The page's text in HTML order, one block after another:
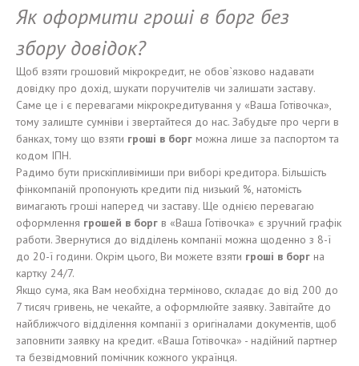
Як оформити гроші в борг без
збору довідок?
Щоб взяти грошовий мікрокредит, не обов`язково надавати
довідку про дохід, шукати поручителів чи залишати заставу.
Саме це і є перевагами мікрокредитування у «Ваша Готівочка»,
тому залиште сумніви і звертайтеся до нас. Забудьте про черги в
банках, тому що взяти гроші в борг можна лише за паспортом та
кодом ІПН.
Радимо бути прискіпливімиши при виборі кредитора. Більшість
фінкомпаній пропонують кредити під низький %, натомість
вимагають гроші наперед чи заставу. Ще однією перевагаю
оформлення грошей в борг в «Ваша Готівочка» є зручний графік
работи. Звернутися до відділень компанії можна щоденно з 8-ї
до 20-ї години. Окрім цього, Ви можете взяти гроші в борг на
картку 24/7.
Якщо сума, яка Вам необхідна терміново, складає до від 200 до
7 тисяч гривень, не чекайте, а оформлюйте заявку. Завітайте до
найближчого відділення компанії з оригіналами документів, щоб
заповнити заявку на кредит. «Ваша Готівочка» - надійний партнер
та безвідмовний помічник кожного українця.